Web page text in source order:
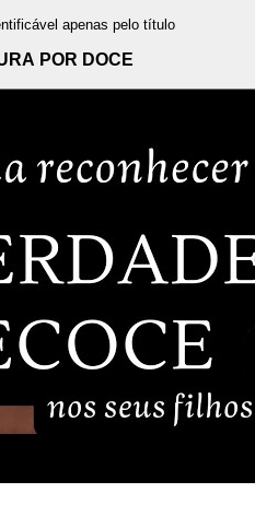
apenas pelo título
POR DOCE